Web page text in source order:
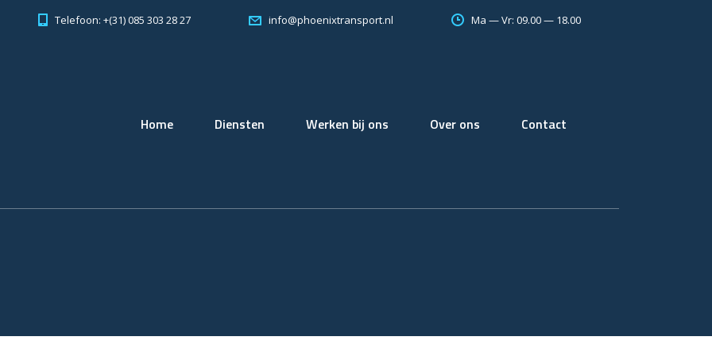
Telefoon: +(31) 085 303 28 27 info@phoenixtransport.nl Ma — Vr: 09.00 — 18.00
Home Diensten Werken bij ons Over ons Contact